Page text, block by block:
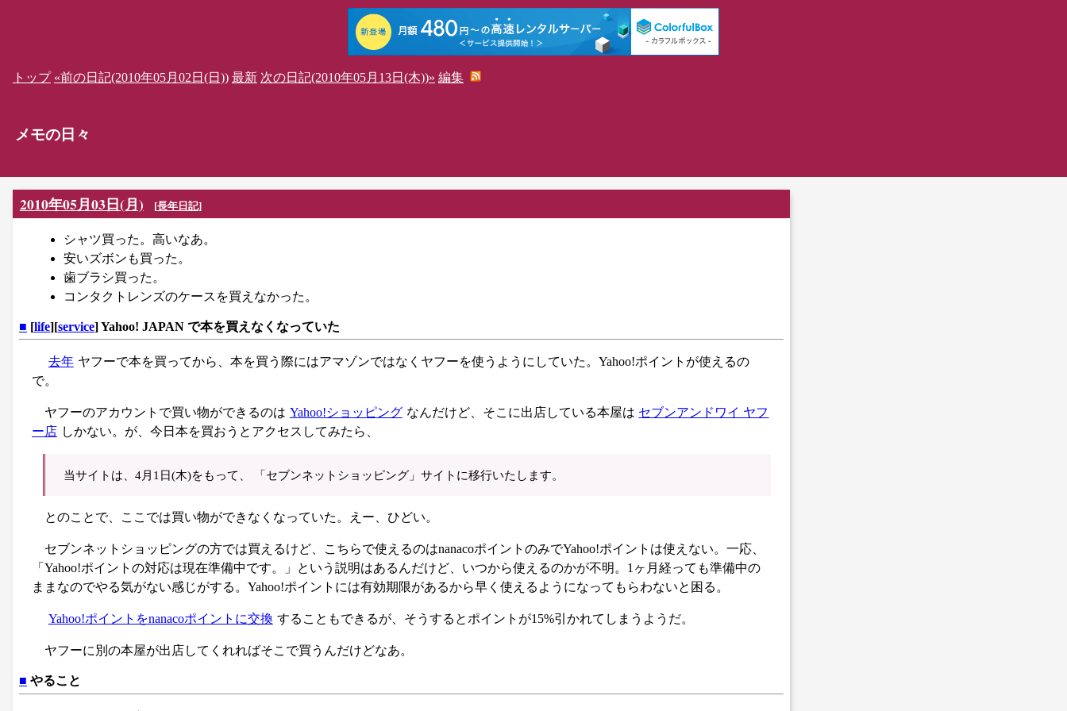
トップ «前の日記(2010年05月02日(日)) 最新 次の日記(2010年05月13日(木))» 編集
メモの日々
2010年05月03日(月) [長年日記]
シャツ買った。高いなあ。
安いズボンも買った。
歯ブラシ買った。
コンタクトレンズのケースを買えなかった。
■ [life][service] Yahoo! JAPAN で本を買えなくなっていた
去年 ヤフーで本を買ってから、本を買う際にはアマゾンではなくヤフーを使うようにしていた。Yahoo!ポイントが使えるの
で。
ヤフーのアカウントで買い物ができるのは Yahoo!ショッピング なんだけど、そこに出店している本屋は セブンアンドワイ ヤフ
ー店 しかない。が、今日本を買おうとアクセスしてみたら、
当サイトは、4月1日(木)をもって、 「セブンネットショッピング」サイトに移行いたします。
とのことで、ここでは買い物ができなくなっていた。えー、ひどい。
セブンネットショッピングの方では買えるけど、こちらで使えるのはnanacoポイントのみでYahoo!ポイントは使えない。一応、
「Yahoo!ポイントの対応は現在準備中です。」という説明はあるんだけど、いつから使えるのかが不明。1ヶ月経っても準備中の
ままなのでやる気がない感じがする。Yahoo!ポイントには有効期限があるから早く使えるようになってもらわないと困る。
Yahoo!ポイントをnanacoポイントに交換 することもできるが、そうするとポイントが15%引かれてしまうようだ。
ヤフーに別の本屋が出店してくれればそこで買うんだけどなあ。
■ やること